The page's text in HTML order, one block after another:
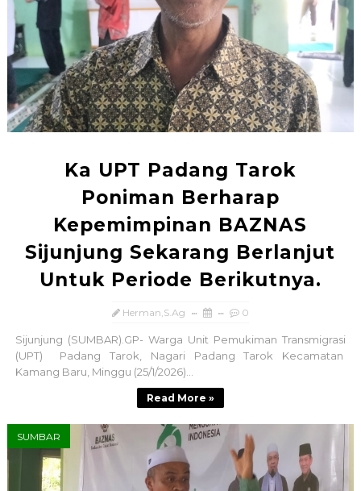
Ka UPT Padang Tarok
Poniman Berharap
Kepemimpinan BAZNAS
Sijunjung Sekarang Berlanjut
Untuk Periode Berikutnya.
Herman,S.Ag 0
Sijunjung (SUMBAR).GP- Warga Unit Pemukiman Transmigrasi
(UPT) Padang Tarok, Nagari Padang Tarok Kecamatan
Kamang Baru, Minggu (25/1/2026)...
Read More »
SUMBAR